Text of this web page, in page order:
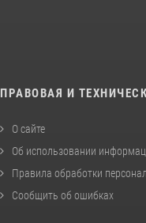
ПРАВОВАЯ И
О сайте
Об использовании
Правила обработки
Сообщить об ошибках